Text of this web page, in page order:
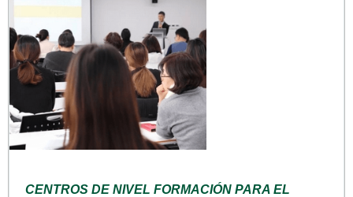
CENTROS DE NIVEL FORMACIÓN PARA EL